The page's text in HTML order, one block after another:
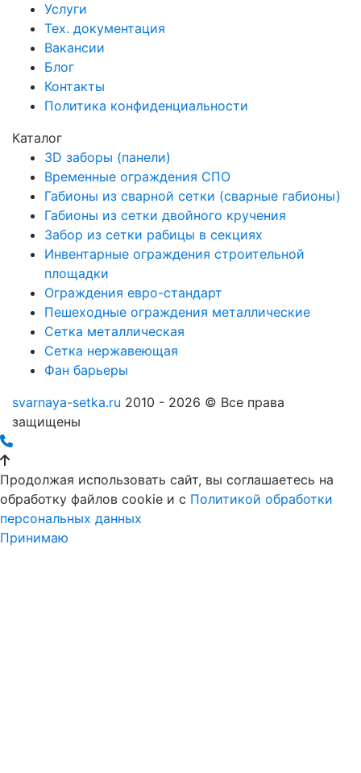
Услуги
Тех. документация
Вакансии
Блог
Контакты
Политика конфиденциальности
Каталог
3D заборы (панели)
Временные ограждения СПО
Габионы из сварной сетки (сварные габионы)
Габионы из сетки двойного кручения
Забор из сетки рабицы в секциях
Инвентарные ограждения строительной
площадки
Ограждения евро-стандарт
Пешеходные ограждения металлические
Сетка металлическая
Сетка нержавеющая
Фан барьеры
svarnaya-setka.ru 2010 - 2026 © Все права
защищены
Продолжая использовать сайт, вы соглашаетесь на
обработку файлов cookie и c Политикой обработки
персональных данных
Принимаю